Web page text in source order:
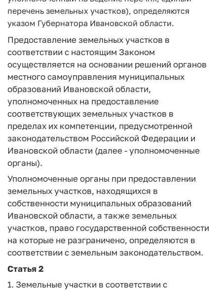
перечень земельных участков), определяются
указом Губернатора Ивановской области.
Предоставление земельных участков в
соответствии с настоящим Законом
осуществляется на основании решений органов
местного самоуправления муниципальных
образований Ивановской области,
уполномоченных на предоставление
соответствующих земельных участков в
пределах их компетенции, предусмотренной
законодательством Российской Федерации и
Ивановской области (далее - уполномоченные
органы).
Уполномоченные органы при предоставлении
земельных участков, находящихся в
собственности муниципальных образований
Ивановской области, а также земельных
участков, право государственной собственности
на которые не разграничено, определяются в
соответствии с земельным законодательством.
Статья 2
1. Земельные участки в соответствии с